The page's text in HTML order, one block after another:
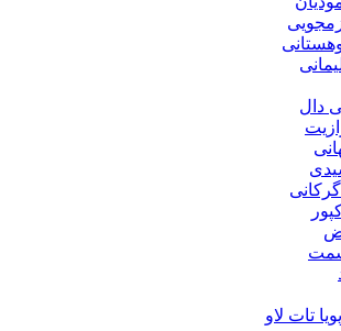
دال
تات لاو